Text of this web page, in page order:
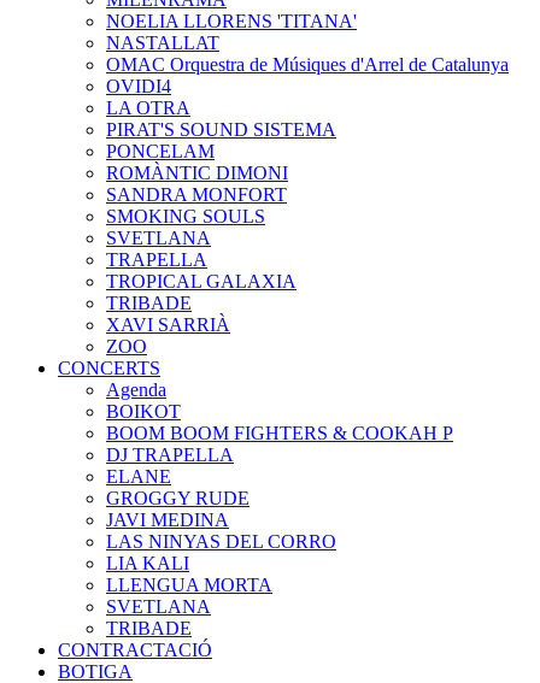
NOELIA LLORENS 'TITANA'
NASTALLAT
OMAC Orquestra de Músiques d'Arrel de Catalunya
OVIDI4
LA OTRA
PIRAT'S SOUND SISTEMA
PONCELAM
ROMÀNTIC DIMONI
SANDRA MONFORT
SMOKING SOULS
SVETLANA
TRAPELLA
TROPICAL GALAXIA
TRIBADE
XAVI SARRIÀ
ZOO
CONCERTS
Agenda
BOIKOT
BOOM BOOM FIGHTERS & COOKAH P
DJ TRAPELLA
ELANE
GROGGY RUDE
JAVI MEDINA
LAS NINYAS DEL CORRO
LIA KALI
LLENGUA MORTA
SVETLANA
TRIBADE
CONTRACTACIÓ
BOTIGA